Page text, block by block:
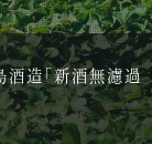
酒造「新酒無濾過